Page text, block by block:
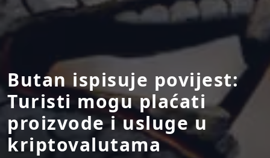
Butan ispisuje povijest:
Turisti mogu plaćati
proizvode i usluge u
kriptovalutama